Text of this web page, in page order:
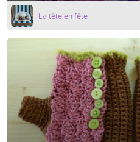
La tête en fête